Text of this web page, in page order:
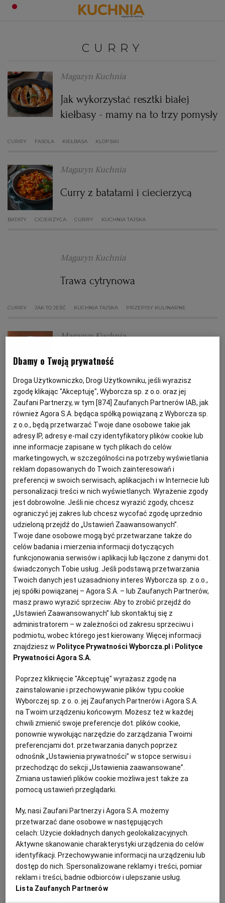
OBIADY
ZUPY
CIASTA
SAŁATKI
RYBY
PRZEKĄSKI
DOMOWE PRZETWORY
SOST, DIPY I INNE DODATKI
HALLOWEEN
WIELKANOC
WALENTYNKI
GRILL
KUCHNIE ŚWIATA
KUCHNIA AFRYKAŃSKA
KUCHNIA JAPOŃSKA
KUCHNIA TAJSKA
KUCHNIA AMERYKAŃSKA
KUCHNIA POLSKA
KUCHNIA MEKSYKAŃSKA
KUCHNIA INDYJSKA
KUCHNIA HISZPAŃSKA
KUCHNIA NIEMIECKA
SZKOŁA GOTOWANIA
PORADY
SPRZĘT KUCHENNY
ZDROWA DIETA
DIETA
WEGE
DO POCZYTANIA
HISTORIE KULINARNE
SERWISY LOKALNE
CZĘSTOCHOWA
ELBLĄG
GLIWICE
GORZÓW WIELKOPOLSKI
KALISZ
KATOWICE
KIELCE
KOSZALIN
KRAKÓW
LUBLIN
ŁÓDŹ
OLSZTYN
OPOLE
POZNAŃ
RADOM
WOLNA SOBOTA
ALE HISTORIA
WYBORCZA TV I VOD
TYLKO ZDROWIE
KSIĄŻKI. MAGAZYN DO CZYTANIA
NASZA EUROPA
SŁÓWKA. MAGAZYN O JĘZYKU
WYBORCZA.BIZ
WYSOKIE OBCASY
BIQDATA
JUTRONAUCI
ARCHIWUM
INNE SERWISY
GAZETA.PL
TOK FM
SPORT.PL
PUBLIO.PL
KULTURALNYSKLEP.PL
DZIECKO
ZDROWIE
PODRÓŻE
WIDEO
Zaloguj się
CURRY
Magazyn Kuchnia
Jak wykorzystać resztki białej
kiełbasy - mamy na to trzy pomysły
CURRY FASOLA KIEŁBASA KLOPSIKI
Magazyn Kuchnia
Curry z batatami i ciecierzycą
BATATY CICIERZYCA CURRY KUCHNIA TAJSKA
Magazyn Kuchnia
Trawa cytrynowa
CURRY JAK TO JEŚĆ KUCHNIA TAJSKA PRZEPISY KULINARNE
Magazyn Kuchnia
Proste curry ziemniaczane z
CURRY DANIA OBIADOWE KOLACJA PRZEPISY KULINARNE
Anna Stefańska
Curry z pieczoną dynią,
ciecierzycą, szpinakiem oraz
nerkowcami
CIECIERZYCA DYNIA MLEKO KOKOSOWE
Magazyn Kuchnia
Kalafior z curry
CURRY KALAFIOR KOLACJA OBIADY
Anna Gaik
Tajska zupa z kurczakiem
Anna Gaik
Kurczak w zielonym curry
CURRY KURCZAK PRZEPISY KULINARNE
Aurelia Grzywacz, dietetyk
Chili z dorszem i mango
DORSZ IMBIR KOLENDRA MANGO
Aurelia Grzywacz, dietetyk
Pomidorowe curry z ciecierzycy
Dbamy o Twoją prywatność
Droga Użytkowniczko, Drogi Użytkowniku, jeśli wyrazisz
zgodę klikając "Akceptuję", Wyborcza sp. z o.o. oraz jej
Zaufani Partnerzy, w tym [874] Zaufanych Partnerów IAB, jak
również Agora S.A. będąca spółką powiązaną z Wyborcza sp.
z o.o., będą przetwarzać Twoje dane osobowe takie jak
adresy IP, adresy e-mail czy identyfikatory plików cookie lub
inne informacje zapisane w tych plikach do celów
marketingowych, w szczególności na potrzeby wyświetlania
reklam dopasowanych do Twoich zainteresowań i
preferencji w swoich serwisach, aplikacjach i w Internecie lub
personalizacji treści w nich wyświetlanych. Wyrażenie zgody
jest dobrowolne. Jeśli nie chcesz wyrazić zgody, chcesz
ograniczyć jej zakres lub chcesz wycofać zgodę uprzednio
udzieloną przejdź do „Ustawień Zaawansowanych”.
Twoje dane osobowe mogą być przetwarzane także do
celów badania i mierzenia informacji dotyczących
funkcjonowania serwisów i aplikacji lub łączone z danymi dot.
świadczonych Tobie usług. Jeśli podstawą przetwarzania
Twoich danych jest uzasadniony interes Wyborcza sp. z o.o.,
jej spółki powiązanej – Agora S.A. – lub Zaufanych Partnerów,
masz prawo wyrazić sprzeciw. Aby to zrobić przejdź do
„Ustawień Zaawansowanych” lub skontaktuj się z
administratorem – w zależności od zakresu sprzeciwu i
podmiotu, wobec którego jest kierowany. Więcej informacji
znajdziesz w Polityce Prywatności Wyborcza.pl i Polityce
Prywatności Agora S.A.
Poprzez kliknięcie "Akceptuję" wyrażasz zgodę na
zainstalowanie i przechowywanie plików typu cookie
Wyborczej sp. z o. o. jej Zaufanych Partnerów i Agora S.A.
na Twoim urządzeniu końcowym. Możesz też w każdej
chwili zmienić swoje preferencje dot. plików cookie,
ponownie wywołując narzędzie do zarządzania Twoimi
preferencjami dot. przetwarzania danych poprzez
odnośnik „Ustawienia prywatności” w stopce serwisu i
przechodząc do sekcji „Ustawienia zaawansowane”.
Zmiana ustawień plików cookie możliwa jest także za
pomocą ustawień przeglądarki.
My, nasi Zaufani Partnerzy i Agora S.A. możemy
przetwarzać dane osobowe w następujących
celach:Użycie dokładnych danych geolokalizacyjnych.
Aktywne skanowanie charakterystyki urządzenia do celów
identyfikacji. Przechowywanie informacji na urządzeniu lub
dostęp do nich. Spersonalizowane reklamy i treści, pomiar
reklam i treści, badnie odbiorców i ulepszanie usług.
Lista Zaufanych Partnerów